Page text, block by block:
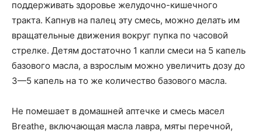
поддерживать здоровье желудочно-кишечного
тракта. Капнув на палец эту смесь, можно делать им
вращательные движения вокруг пупка по часовой
стрелке. Детям достаточно 1 капли смеси на 5 капель
базового масла, а взрослым можно увеличить дозу до
3—5 капель на то же количество базового масла.
Не помешает в домашней аптечке и смесь масел
Breathe, включающая масла лавра, мяты перечной,